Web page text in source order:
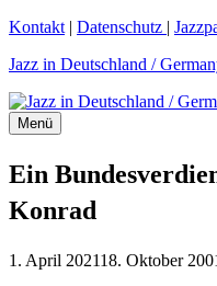
Zum
springen
Kontakt | Datenschutz |
Jazz in Deutschland /
Menü
Ein
Konrad
1. April 202118. Oktober